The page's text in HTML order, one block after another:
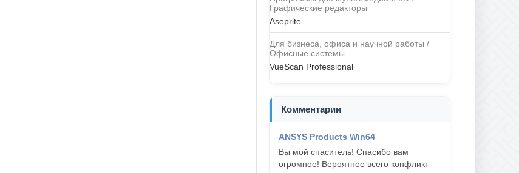
Графические редакторы
Aseprite
Для бизнеса, офиса и научной работы /
Офисные системы
VueScan Professional
Комментарии
ANSYS Products Win64
Вы мой спаситель! Спасибо вам
огромное! Вероятнее всего конфликт